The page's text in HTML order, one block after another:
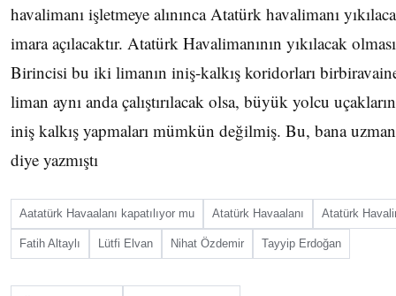
havalimanı işletmeye alınınca Atatürk havalimanı
imara açılacaktır. Atatürk Havalimanının yıkılacak
Birincisi bu iki limanın iniş-kalkış koridorları
liman aynı anda çalıştırılacak olsa, büyük yolcu
iniş kalkış yapmaları mümkün değilmiş. Bu, bana
diye yazmıştı
Aatatürk Havaalanı kapatılıyor mu Atatürk Havaalanı Atatürk
Fatih Altaylı Lütfi Elvan Nihat Özdemir Tayyip Erdoğan